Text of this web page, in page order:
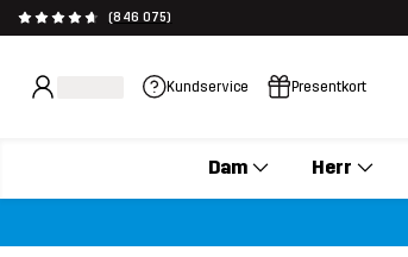
(846 075)
Kundservice Presentkort
Dam Herr